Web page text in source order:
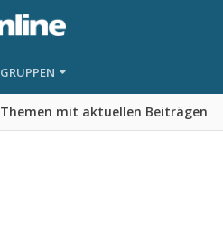
Themen mit aktuellen Beiträgen
GRUPPEN